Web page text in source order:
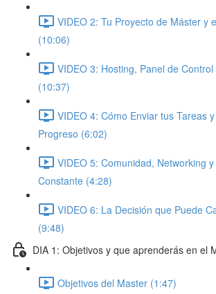
VIDEO 2: Tu Proyecto de Máster y
(10:06)
VIDEO 3: Hosting, Panel de
(10:37)
VIDEO 4: Cómo Enviar tus Tareas
Progreso (6:02)
VIDEO 5: Comunidad, Networking
Constante (4:28)
VIDEO 6: La Decisión que Puede
(9:48)
DIA 1: Objetivos y que aprenderás en el
Objetivos del Master (1:47)